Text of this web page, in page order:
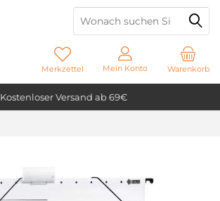
Kostenloser Versand ab 69€
Warenkorb
Merkzettel Mein Konto